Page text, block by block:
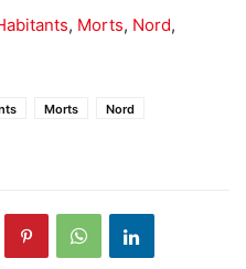
, Morts, Nord,
Morts
Nord